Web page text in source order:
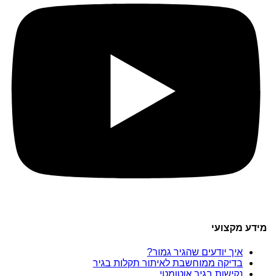
מידע מקצועי
איך יודעים שהגיר גמור?
בדיקה ממוחשבת לאיתור תקלות בגיר
נקישות בגיר אוטומטי